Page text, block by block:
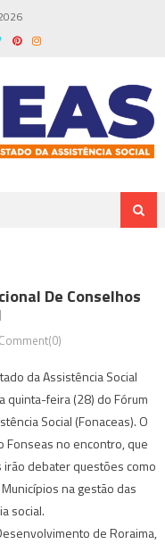
De Conselhos
Comment(0)
da Assistência Social
quinta-feira (28) do Fórum
Social (Fonaceas). O
Fonseas no encontro, que
irão debater questões como
na gestão das
social.
de Roraima,